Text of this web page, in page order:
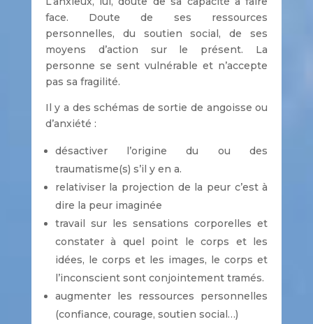
face. Doute de ses ressources
personnelles, du soutien social, de ses
moyens d’action sur le présent. La
personne se sent vulnérable et n’accepte
pas sa fragilité.
Il y a des schémas de sortie de angoisse ou
d’anxiété :
désactiver l’origine du ou des
traumatisme(s) s’il y en a.
relativiser la projection de la peur c’est à
dire la peur imaginée
travail sur les sensations corporelles et
constater à quel point le corps et les
idées, le corps et les images, le corps et
l’inconscient sont conjointement tramés.
augmenter les ressources personnelles
(confiance, courage, soutien social…)